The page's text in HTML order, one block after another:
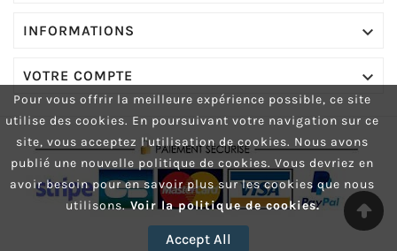
Pour vous offrir la meilleure expérience possible, ce site
utilise des cookies. En poursuivant votre navigation sur ce
site, vous acceptez l'utilisation de cookies. Nous avons
publié une nouvelle politique de cookies. Vous devriez en
avoir besoin pour en savoir plus sur les cookies que nous
utilisons. Voir la politique de cookies.
Accept All
INFORMATIONS 
VOTRE COMPTE 